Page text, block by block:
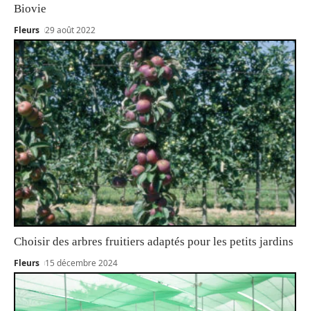
Biovie
Fleurs 29 août 2022
Choisir des arbres fruitiers adaptés pour les petits jardins
Fleurs 15 décembre 2024